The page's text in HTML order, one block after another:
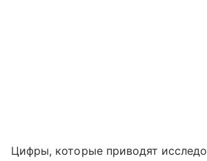
Цифры, которые приводят